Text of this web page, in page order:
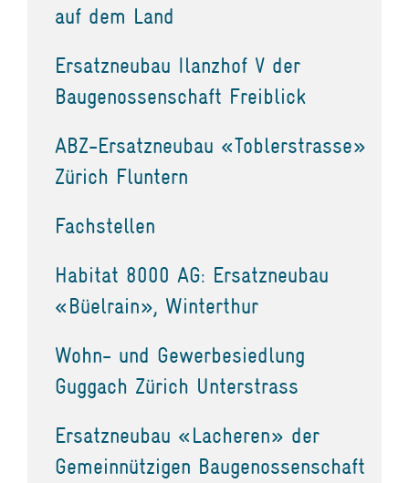
auf dem Land
Ersatzneubau Ilanzhof V der
Baugenossenschaft Freiblick
ABZ-Ersatzneubau «Toblerstrasse»
Zürich Fluntern
Fachstellen
Habitat 8000 AG: Ersatzneubau
«Büelrain», Winterthur
Wohn- und Gewerbesiedlung
Guggach Zürich Unterstrass
Ersatzneubau «Lacheren» der
Gemeinnützigen Baugenossenschaft